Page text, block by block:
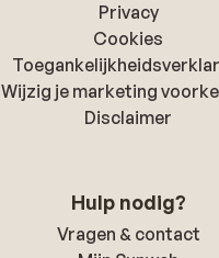
Privacy
Cookies
Wijzig je marketing
Disclaimer
Hulp nodig?
Vragen & contact